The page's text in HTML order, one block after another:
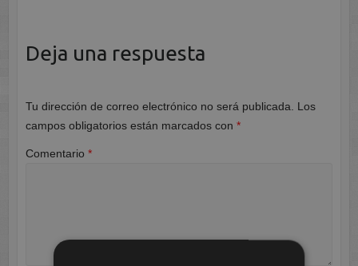
Deja una respuesta
Tu dirección de correo electrónico no será publicada.
Los
campos obligatorios están marcados con *
Comentario *